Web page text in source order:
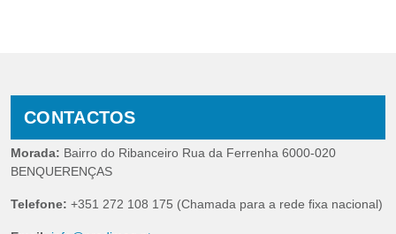
CONTACTOS
Morada: Bairro do Ribanceiro Rua da Ferrenha 6000-020
BENQUERENÇAS
Telefone: +351 272 108 175 (Chamada para a rede fixa nacional)